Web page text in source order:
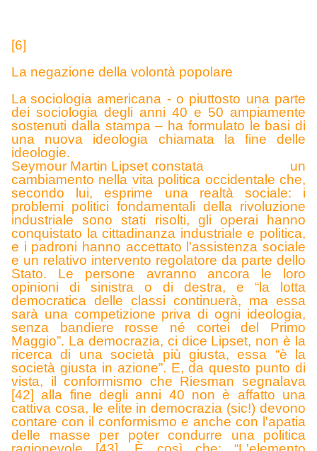
[6]
La negazione della volontà popolare
La sociologia americana - o piuttosto una parte
dei sociologia degli anni 40 e 50 ampiamente
sostenuti dalla stampa – ha formulato le basi di
una nuova ideologia chiamata la fine delle
ideologie.
Seymour Martin Lipset constata un
cambiamento nella vita politica occidentale che,
secondo lui, esprime una realtà sociale: i
problemi politici fondamentali della rivoluzione
industriale sono stati risolti, gli operai hanno
conquistato la cittadinanza industriale e politica,
e i padroni hanno accettato l'assistenza sociale
e un relativo intervento regolatore da parte dello
Stato. Le persone avranno ancora le loro
opinioni di sinistra o di destra, e “la lotta
democratica delle classi continuerà, ma essa
sarà una competizione priva di ogni ideologia,
senza bandiere rosse né cortei del Primo
Maggio”. La democrazia, ci dice Lipset, non è la
ricerca di una società più giusta, essa “è la
società giusta in azione”. E, da questo punto di
vista, il conformismo che Riesman segnalava
[42] alla fine degli anni 40 non è affatto una
cattiva cosa, le elite in democrazia (sic!) devono
contare con il conformismo e anche con l'apatia
delle masse per poter condurre una politica